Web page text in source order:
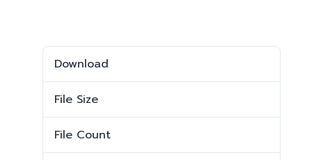
Download
File Size
File Count